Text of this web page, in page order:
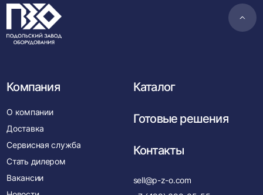
в
Компания
О компании
Доставка
Сервисная служба
Стать дилером
Вакансии
Каталог
Готовые решения
Контакты
sell@p-z-o.com